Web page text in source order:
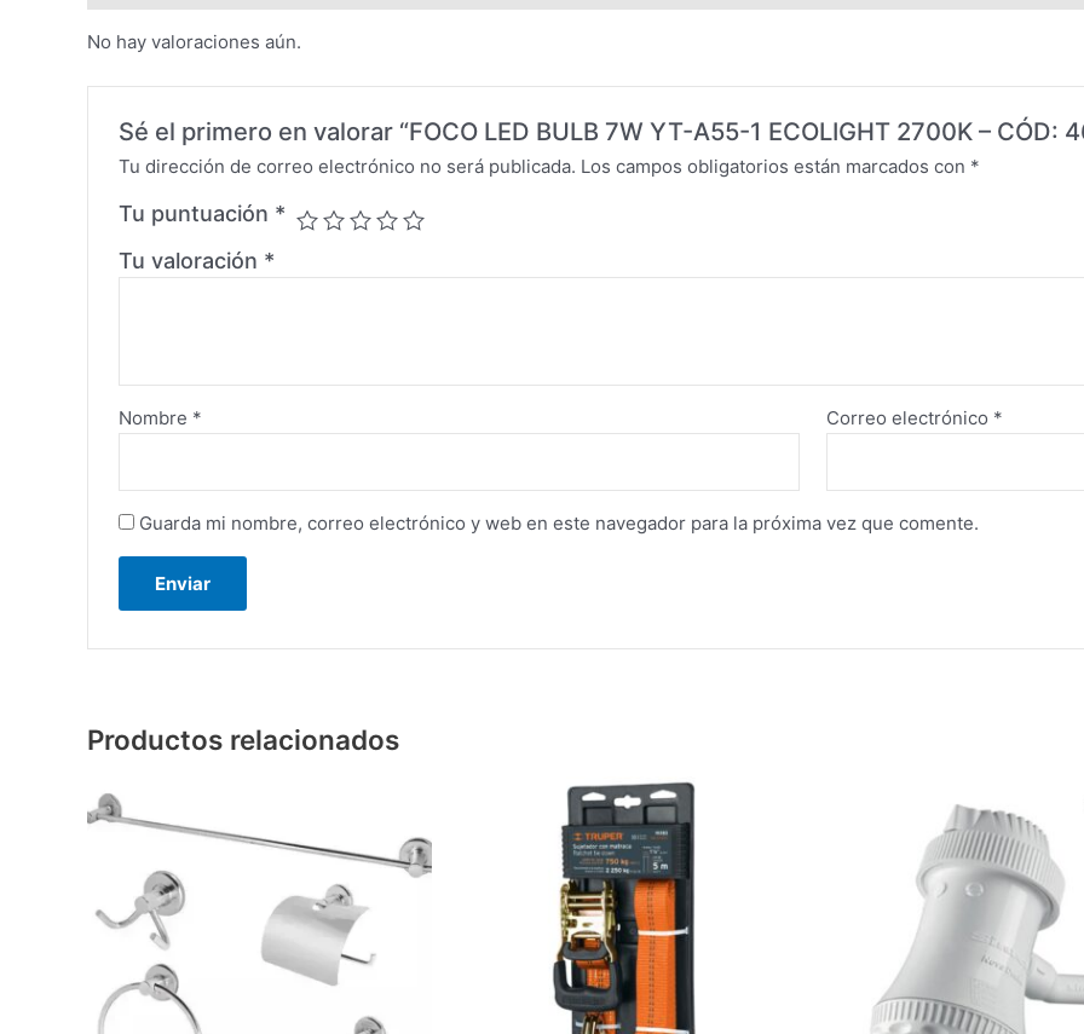
No hay valoraciones aún.
Sé el primero en valorar “FOCO LED BULB 7W YT-A55-1 ECOLIGHT 2700K – CÓD:
Tu dirección de correo electrónico no será publicada. Los campos obligatorios están marcados con *
Tu puntuación *
Tu valoración *
Nombre * Correo electrónico *
Guarda mi nombre, correo electrónico y web en este navegador para la próxima vez que comente.
Productos relacionados